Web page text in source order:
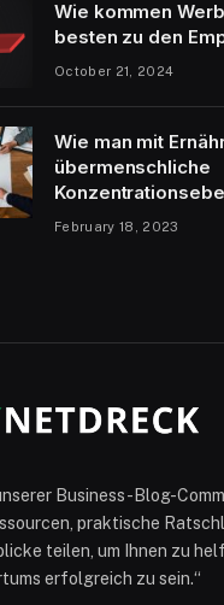
Wie kommen
besten zu den
October 21, 2024
Wie man mit
übermenschliche
February 18, 2023
Business-Blog-
praktische
teilen, um Ihnen zu
erfolgreich zu sein.“